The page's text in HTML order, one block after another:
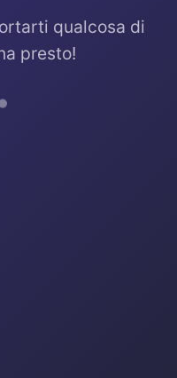
qualcosa di
presto!